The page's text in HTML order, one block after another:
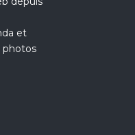
et
photos